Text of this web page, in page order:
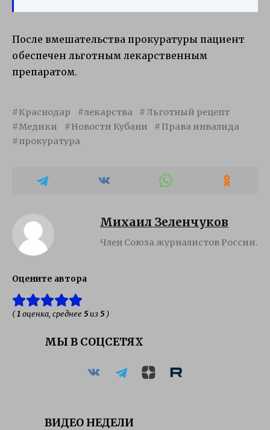
После вмешательства прокуратуры пациент
обеспечен льготным лекарственным
препаратом.
Краснодар лекарства
Льготный рецепт
Медики
Новости Кубани
Права инвалида
прокуратура
Михаил Зеленчуков
Член Союза журналистов России.
Оцените автора
(1оценка, среднее 5из5)
МЫ В СОЦСЕТЯХ
ВИДЕО НЕДЕЛИ